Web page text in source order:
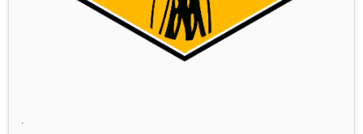
.